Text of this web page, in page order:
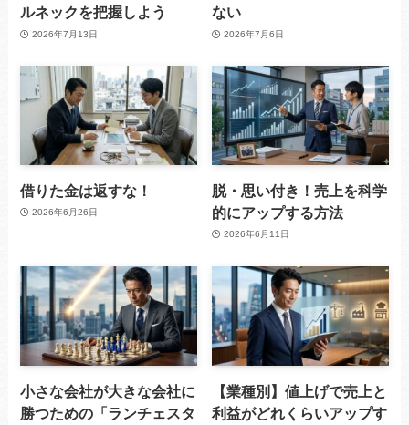
ルネックを把握しよう
2026年7月13日
ない
2026年7月6日
借りた金は返すな！
2026年6月26日
脱・思い付き！売上を科学
的にアップする方法
2026年6月11日
小さな会社が大きな会社に
勝つための「ランチェスタ
【業種別】値上げで売上と
利益がどれくらいアップす